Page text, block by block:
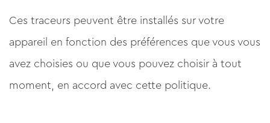
Ces traceurs peuvent être installés sur votre
appareil en fonction des préférences que vous vous
avez choisies ou que vous pouvez choisir à tout
moment, en accord avec cette politique.